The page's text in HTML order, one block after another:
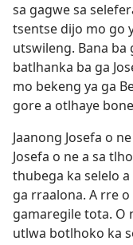
sa gagwe sa
tsentse dijo mo go
utswileng. Bana ba
batlhanka ba ga
mo bekeng ya ga
gore a otlhaye
Jaanong Josefa o
Josefa o ne a sa
thubega ka selelo a
ga rraalona. A rre o
gamaregile tota. O
utlwa botlhoko ka